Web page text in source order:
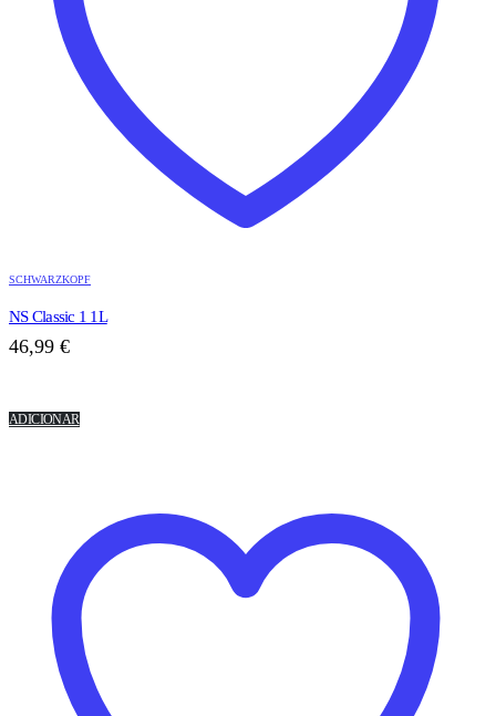
SCHWARZKOPF
NS Classic 1 1L
46,99 €
ADICIONAR